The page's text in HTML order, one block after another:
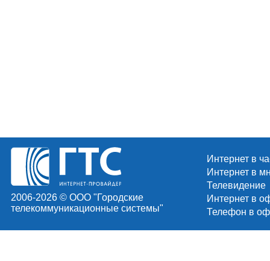
2006-2026 © ООО "Городские
телекоммуникационные системы"
Интернет в
Интернет в
Телевидение
Интернет в
Телефон в